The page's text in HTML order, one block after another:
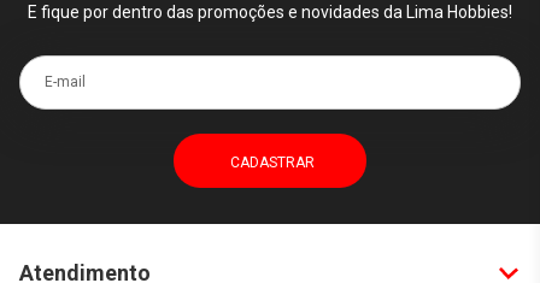
E fique por dentro das promoções e novidades da Lima Hobbies!
E-mail
Atendimento